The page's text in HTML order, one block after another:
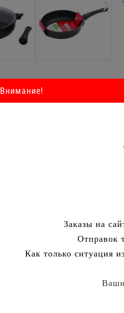
Вопрос - ответ
Внимание!
Заказы на
Отправок
Как только ситуация